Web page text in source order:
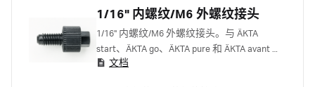
1/16" 内螺纹/M6 外螺纹接头
1/16" 内螺纹/M6 外螺纹接头。与 ÄKTA
start、ÄKTA go、ÄKTA pure 和 ÄKTA avant 配
套使用。 与下列一起使用: 1/16"外螺纹指拧
文档